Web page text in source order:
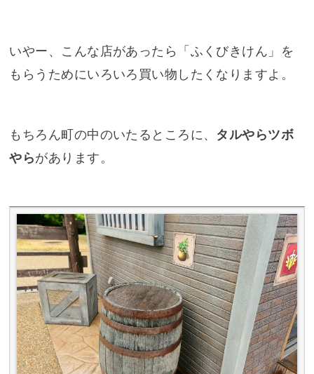
いやー、こんな店があったら「ふくびきけん」を
もらうためにいろいろ買い物したくなりますよ。
もちろん町の中のいたるところに、 タルやらツボ
やらがあります。